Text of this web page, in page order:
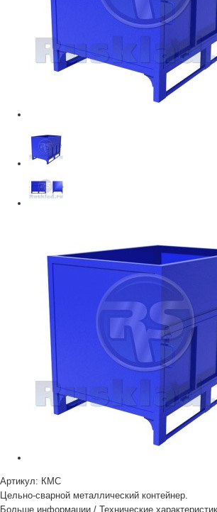
Артикул: КМС
Цельно-сварной металлический контейнер.
Больше информации / Технические